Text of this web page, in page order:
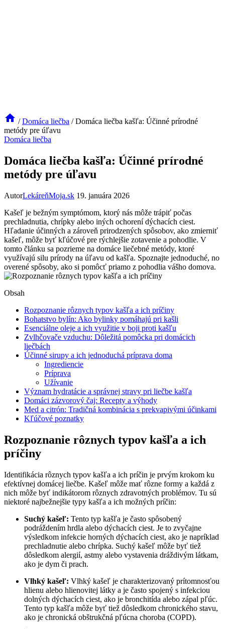
/ Domáca liečba / Domáca liečba kašľa: Účinné prírodné
metódy pre úľavu
Domáca liečba
Domáca liečba kašľa: Účinné prírodné
metódy pre úľavu
AutorLekáreňMoja.sk 19. januára 2026
Kašeľ je bežným symptómom, ktorý nás môže trápiť‌ počas
prechladnutia, chrípky‍ alebo iných ochorení dýchacích⁢ ciest.
Hľadanie účinných a zároveň prirodzených spôsobov, ako ‌zmierniť
kašeľ, môže byť kľúčové pre⁢ rýchlejšie ⁣zotavenie a pohodlie. V
tomto článku sa pozrieme ⁣na domáce liečebné metódy, ‍ktoré
⁤využívajú silu prírody na úľavu ‍od‍ kašľa. Spoznajte jednoduché, no
overené ​spôsoby, ‍ako⁤ si‌ pomôcť⁣ priamo z ​pohodlia vášho domova.
Obsah
Rozpoznanie‌ rôznych ⁢typov kašľa a ⁤ich príčiny
Bohatstvo bylín: Ako ⁣bylinky pomáhajú‍ pri kašli
Esenciálne oleje a ich využitie v‌ boji proti kašľu
Zvlhčovače vzduchu: Dôležitá pomôcka pri domácich
liečbách
Účinné ⁢sirupy a ich jednoduchá ⁢príprava doma
Ingrediencie
Príprava
Užívanie
Význam hydratácie a správnej ‌stravy pri ⁣liečbe kašľa
Domáci zázvorový ⁢čaj: Recepty a výhody
Med a citrón:⁣ Tradičná‍ kombinácia s prekvapivými účinkami
Kľúčové poznatky
Rozpoznanie‌ rôznych ⁢typov kašľa a ⁤ich
príčiny
Identifikácia rôznych⁢ typov kašľa ⁢a ‍ich príčin je prvým krokom ku
efektívnej domácej liečbe. Kašeľ môže mať⁢ rôzne⁤ formy a každá z
nich ⁤môže byť indikátorom rôznych ‌zdravotných ⁢problémov. Tu sú
niektoré najbežnejšie ⁤typy kašľa a ich možných príčin: ⁢
Suchý​ kašeľ: Tento typ ⁢kašľa je často spôsobený
podráždením ‍hrdla alebo dýchacích‍ ciest. Je to ⁣zvyčajne
‌výsledkom⁢ infekcie⁤ horných dýchacích ciest, ⁣ako ⁣je ⁤napríklad
prechladnutie alebo chrípka. Suchý ⁣kašeľ môže byť tiež
⁢dôsledkom ⁣alergií, astmy alebo vystavenia ‌dráždivým látkam,
ako je dym či prach.
Vlhký kašeľ: Vlhký kašeľ je charakterizovaný ⁣prítomnosťou
hlienu alebo hlienovitej‍ látky‌ a je ⁣často spojený s infekciou
dolných dýchacích​ ciest, ako je bronchitída ⁢alebo zápal pľúc.
Tento typ ‌kašľa môže ‍byť tiež dôsledkom chronického stavu,
ako⁣ je chronická obštrukčná pľúcna choroba​ (COPD).